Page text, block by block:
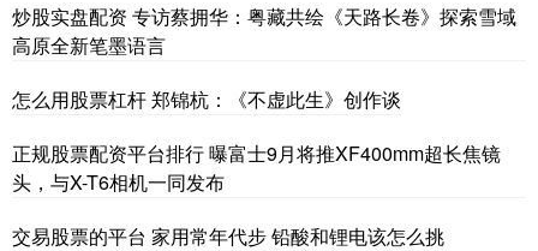
炒股实盘配资 专访蔡拥华：粤藏共绘《天路长卷》探索雪域
高原全新笔墨语言
怎么用股票杠杆 郑锦杭：《不虚此生》创作谈
正规股票配资平台排行 曝富士9月将推XF400mm超长焦镜
头，与X-T6相机一同发布
交易股票的平台 家用常年代步 铅酸和锂电该怎么挑